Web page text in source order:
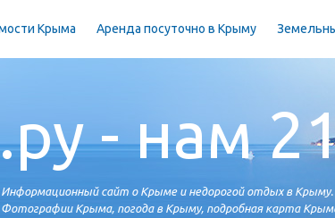
Крыма Аренда посуточно в Крыму
- нам
Информационный сайт о Крыме и недорогой отдых в
Фотографии Крыма, погода в Крыму, подробная карта